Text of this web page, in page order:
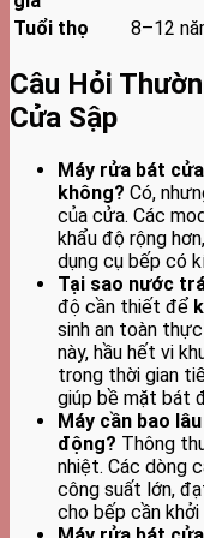
Tuổi thọ
8–12
Câu Hỏi
Cửa Sập
Máy rửa bát
không? Có,
của cửa. Các
khẩu độ rộng
dụng cụ bếp có
Tại sao nước
độ cần thiết để
sinh an toàn
này, hầu hết vi
trong thời gian
giúp bề mặt bát
Máy cần bao
động? Thông
nhiệt. Các dòng
công suất lớn,
cho bếp cần